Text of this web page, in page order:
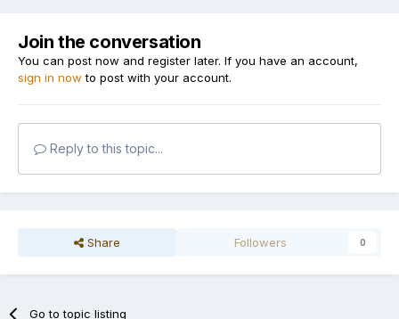
Join the conversation
You can post now and register later. If you have an account,
sign in now to post with your account.
Reply to this topic...
Share Followers 0
Go to topic listing